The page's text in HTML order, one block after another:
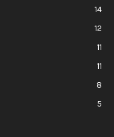
14
12
11
11
8
5